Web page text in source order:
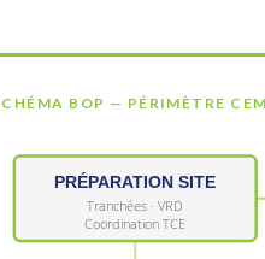
BOP — PÉRIMÈTRE
PRÉPARATION SITE
Tranchées · VRD
Coordination TCE